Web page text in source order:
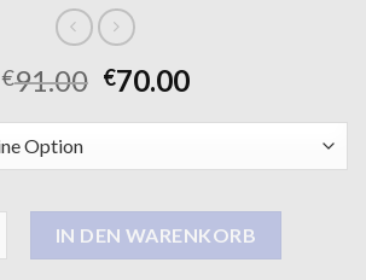
€91.00 €70.00
IN DEN WARENKORB